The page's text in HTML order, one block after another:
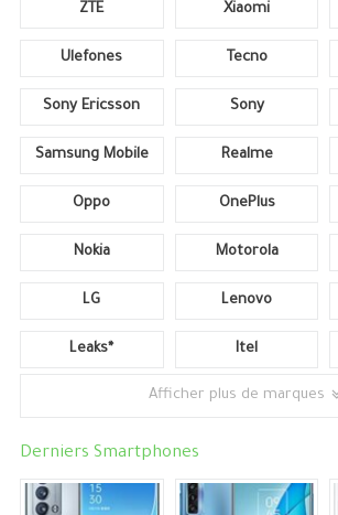
ZTE Xiaomi
Ulefones Tecno
Sony Ericsson Sony
Samsung Mobile Realme
Oppo OnePlus
Nokia Motorola
LG Lenovo
Leaks* Itel
Afficher plus de marques
Derniers Smartphones